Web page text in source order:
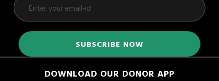
DOWNLOAD OUR DONOR APP